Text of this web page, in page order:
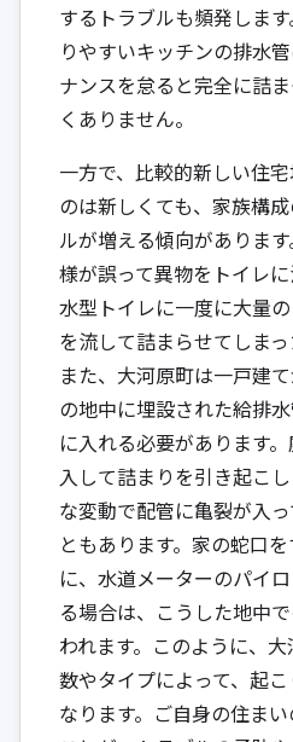
するトラブルも頻発しま
りやすいキッチンの排水
ナンスを怠ると完全に詰
くありません。
一方で、比較的新しい住
のは新しくても、家族構
ルが増える傾向がありま
様が誤って異物をトイレ
水型トイレに一度に大量
を流して詰まらせてしまっ
また、大河原町は一戸建
の地中に埋設された給排
に入れる必要があります
入して詰まりを引き起こ
な変動で配管に亀裂が入
ともあります。家の蛇口
に、水道メーターのパイ
る場合は、こうした地中
われます。このように、
数やタイプによって、起
なります。ご自身の住ま